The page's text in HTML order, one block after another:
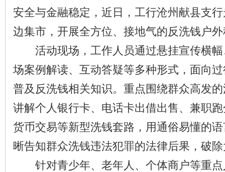
安全与金融稳定，近日，工行沧州献县支
边集市，开展全方位、接地气的反洗钱户
活动现场，工作人员通过悬挂宣传横幅
场案例解读、互动答疑等多种形式，面向
普及反洗钱相关知识。重点围绕群众高发
讲解个人银行卡、电话卡出借出售、兼职
货币交易等新型洗钱套路，用通俗易懂的
晰告知群众洗钱违法犯罪的法律后果，破
针对青少年、老年人、个体商户等重点